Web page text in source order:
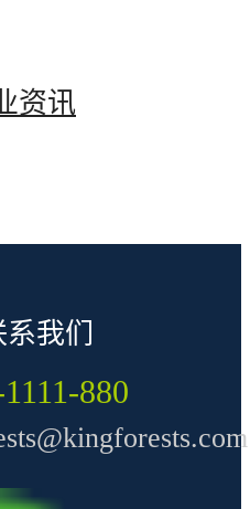
资讯
我们
880